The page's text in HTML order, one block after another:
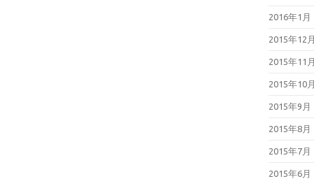
2016年1月
2015年12月
2015年11月
2015年10月
2015年9月
2015年8月
2015年7月
2015年6月